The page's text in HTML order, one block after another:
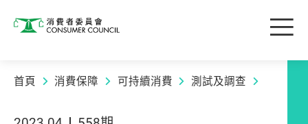
消費者委員會 目
首頁 消費保障 可持續消費 測試及調查